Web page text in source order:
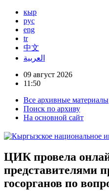
кыр
рус
eng
tr
中文
العربية
09 август 2026
11:50
Все архивные материалы
Поиск по архиву
На основной сайт
ЦИК провела
представителями
госорганов по